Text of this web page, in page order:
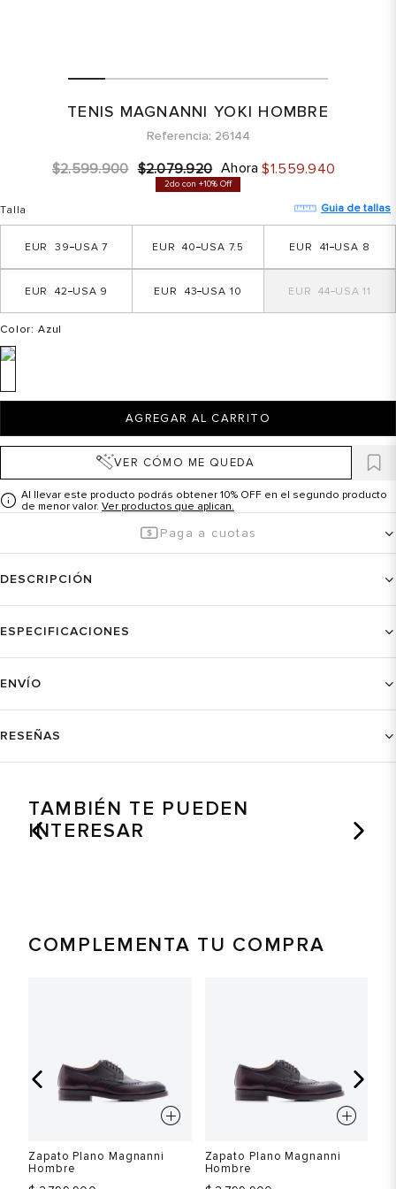
TENIS MAGNANNI YOKI HOMBRE
Referencia 26144
$2.599.900 $2.079.920 Ahora $1.559.940
2do con +10% Off
Talla Guia de tallas
7
39 7.5
40 8
41
9
42 10
43 11
44
Color: Azul
AGREGAR AL CARRITO
VER CÓMO ME QUEDA
Al llevar este producto podrás obtener 10% OFF en el segundo producto
de menor valor. Ver productos que aplican.
Paga a cuotas
DESCRIPCIÓN
ESPECIFICACIONES
ENVÍO
RESEÑAS
TAMBIÉN TE PUEDEN
INTERESAR
COMPLEMENTA TU COMPRA
Zapato Plano Magnanni
Hombre
Zapato Plano Magnanni
Hombre